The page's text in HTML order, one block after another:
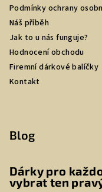
Podmínky ochrany
Náš příběh
Jak to u nás funguje?
Hodnocení obchodu
Firemní dárkové balíčky
Kontakt
Blog
Dárky pro
vybrat ten